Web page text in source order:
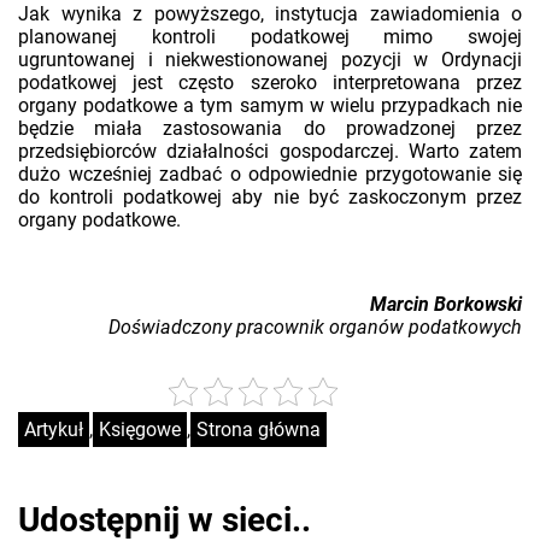
Jak wynika z powyższego, instytucja zawiadomienia o
planowanej kontroli podatkowej mimo swojej
ugruntowanej i niekwestionowanej pozycji w Ordynacji
podatkowej jest często szeroko interpretowana przez
organy podatkowe a tym samym w wielu przypadkach nie
będzie miała zastosowania do prowadzonej przez
przedsiębiorców działalności gospodarczej. Warto zatem
dużo wcześniej zadbać o odpowiednie przygotowanie się
do kontroli podatkowej aby nie być zaskoczonym przez
organy podatkowe.
Marcin Borkowski
Doświadczony pracownik organów podatkowych
Artykuł , Księgowe , Strona główna
Udostępnij w sieci..